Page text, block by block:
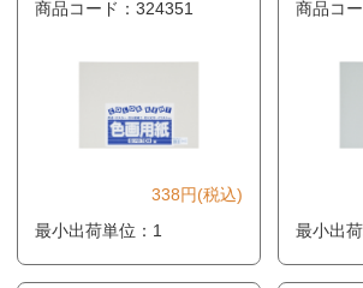
商品コード：324351
338円(税込)
最小出荷単位：1
商品コ
最小出